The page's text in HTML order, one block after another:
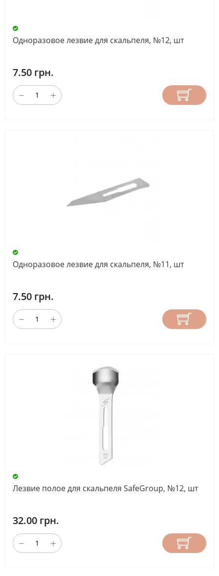
Одноразовое лезвие для скальпеля, №12, шт
7.50 грн.
Одноразовое лезвие для скальпеля, №11, шт
7.50 грн.
Лезвие полое для скальпеля SafeGroup, №12, шт
32.00 грн.